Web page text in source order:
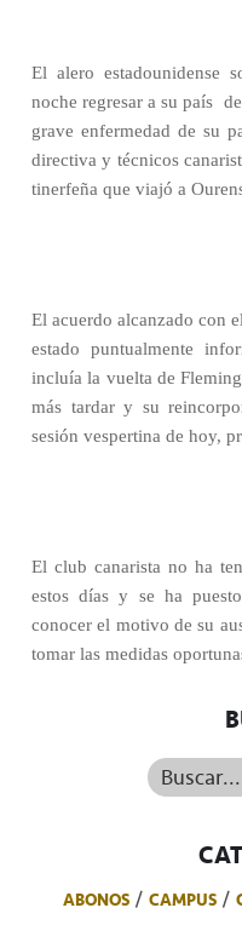
El alero estadounidense
noche regresar a su país
grave enfermedad de su
directiva y técnicos
tinerfeña que viajó a
El acuerdo alcanzado con
estado puntualmente
incluía la vuelta de
más tardar y su
sesión vespertina de hoy,
El club canarista no ha
estos días y se ha
conocer el motivo de su
tomar las medidas
Buscar...
ABONOS CAMPUS